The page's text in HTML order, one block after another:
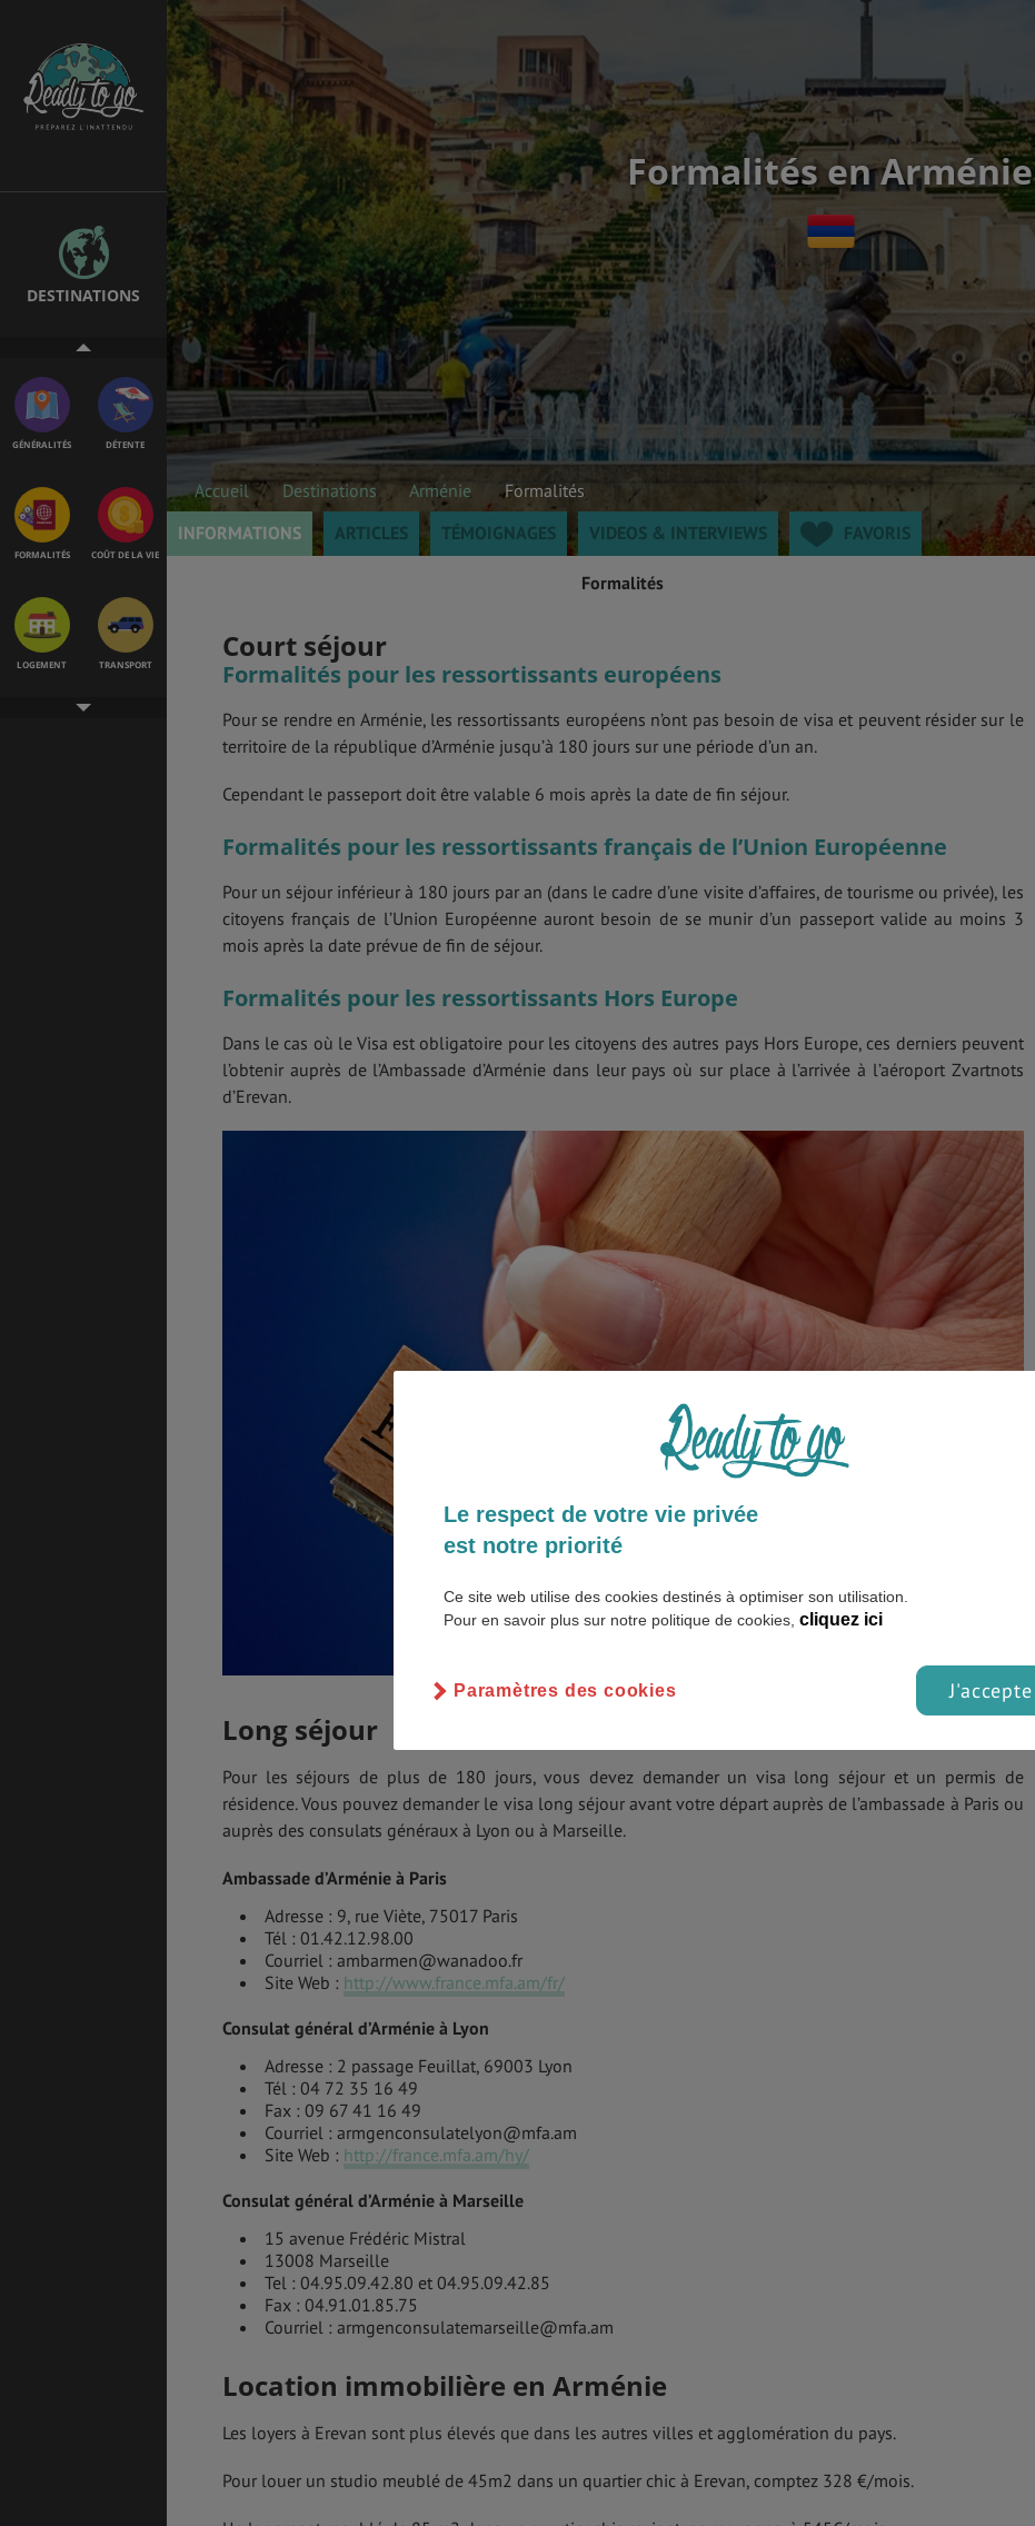
DESTINATIONS
EMPLOIS &
STAGES
BONS PLANS
GÉNÉRALITÉS DÉTENTE
FORMALITÉS COÛT DE LA VIE
LOGEMENT TRANSPORT
Formalités en Arménie
Accueil Destinations Arménie
Formalités
INFORMATIONS
ARTICLES TÉMOIGNAGES VIDEOS & INTERVIEWS FAVORIS
Formalités
Court séjour
Formalités pour les ressortissants européens
Pour se rendre en Arménie, les ressortissants européens n’ont pas besoin de visa et peuvent résider sur le
territoire de la république d’Arménie jusqu’à 180 jours sur une période d’un an.
Cependant le passeport doit être valable 6 mois après la date de fin séjour.
Formalités pour les ressortissants français de l’Union Européenne
Pour un séjour inférieur à 180 jours par an (dans le cadre d’une visite d’affaires, de tourisme ou privée), les
citoyens français de l’Union Européenne auront besoin de se munir d’un passeport valide au moins 3
mois après la date prévue de fin de séjour.
Formalités pour les ressortissants Hors Europe
Dans le cas où le Visa est obligatoire pour les citoyens des autres pays Hors Europe, ces derniers peuvent
l’obtenir auprès de l’Ambassade d’Arménie dans leur pays où sur place à l’arrivée à l’aéroport Zvartnots
d’Erevan.
Long séjour
Pour les séjours de plus de 180 jours, vous devez demander un visa long séjour et un permis de
résidence. Vous pouvez demander le visa long séjour avant votre départ auprès de l’ambassade à Paris ou
auprès des consulats généraux à Lyon ou à Marseille.
Ambassade d’Arménie à Paris
Adresse : 9, rue Viète, 75017 Paris
Tél : 01.42.12.98.00
Courriel : ambarmen@wanadoo.fr
Site Web : http://www.france.mfa.am/fr/
Consulat général d’Arménie à Lyon
Adresse : 2 passage Feuillat, 69003 Lyon
Tél : 04 72 35 16 49
Fax : 09 67 41 16 49
Courriel : armgenconsulatelyon@mfa.am
Site Web : http://france.mfa.am/hy/
Consulat général d’Arménie à Marseille
15 avenue Frédéric Mistral
13008 Marseille
Tel : 04.95.09.42.80 et 04.95.09.42.85
Fax : 04.91.01.85.75
Courriel : armgenconsulatemarseille@mfa.am
Location immobilière en Arménie
Les loyers à Erevan sont plus élevés que dans les autres villes et agglomération du pays.
Pour louer un studio meublé de 45m2 dans un quartier chic à Erevan, comptez 328 €/mois.
Le respect de votre vie privée
est notre priorité
Ce site web utilise des cookies destinés à optimiser son utilisation.
Pour en savoir plus sur notre politique de cookies, cliquez ici
J'accepte
Paramètres des cookies